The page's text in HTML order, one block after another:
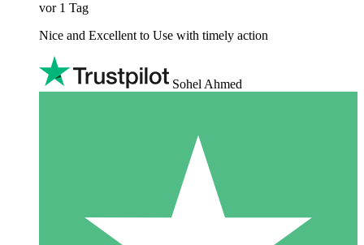
vor 1 Tag
Nice and Excellent to Use with timely action
Sohel Ahmed